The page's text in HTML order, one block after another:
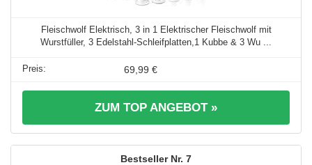
Fleischwolf Elektrisch, 3 in 1 Elektrischer Fleischwolf mit
Wurstfüller, 3 Edelstahl-Schleifplatten,1 Kubbe & 3 Wu ...
69,99 €
ZUM TOP ANGEBOT »
7